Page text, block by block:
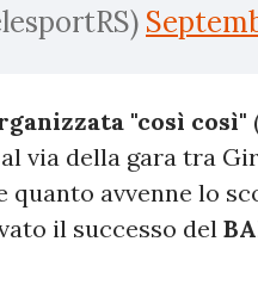
"così così"
via della gara tra
avvenne lo
il successo del